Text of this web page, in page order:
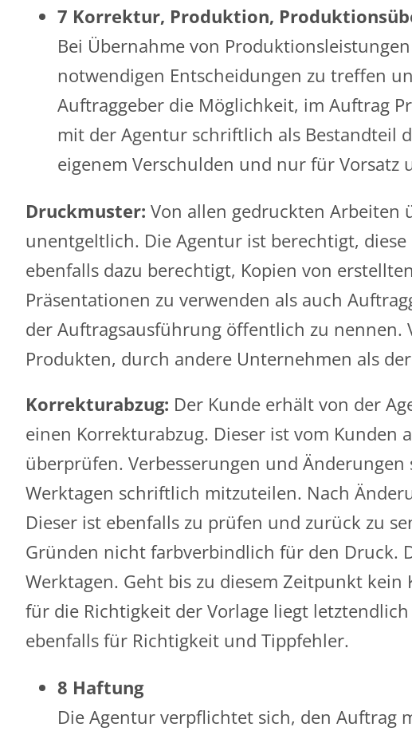
7 Korrektur, Produktion,
Bei Übernahme von
notwendigen Entscheidungen zu treffen
Auftraggeber die Möglichkeit, im Auftrag
mit der Agentur schriftlich als Bestandteil
eigenem Verschulden und nur für Vorsatz
Druckmuster: Von allen gedruckten Arbeiten
unentgeltlich. Die Agentur ist berechtigt,
ebenfalls dazu berechtigt, Kopien von
Präsentationen zu verwenden als auch
der Auftragsausführung öffentlich zu
Produkten, durch andere Unternehmen als
Korrekturabzug: Der Kunde erhält von der
einen Korrekturabzug. Dieser ist vom
überprüfen. Verbesserungen und
Werktagen schriftlich mitzuteilen. Nach
Dieser ist ebenfalls zu prüfen und zurück zu
Gründen nicht farbverbindlich für den Druck.
Werktagen. Geht bis zu diesem Zeitpunkt
für die Richtigkeit der Vorlage liegt
ebenfalls für Richtigkeit und Tippfehler.
8 Haftung
Die Agentur verpflichtet sich, den Auftrag